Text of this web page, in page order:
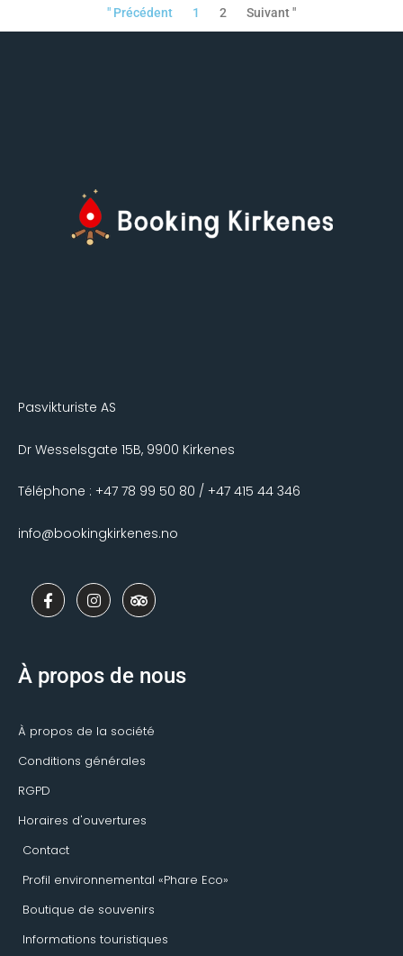
" Précédent 1 2 Suivant "
Pasvikturiste AS
Dr Wesselsgate 15B, 9900 Kirkenes
Téléphone : +47 78 99 50 80 / +47 415 44 346
info@bookingkirkenes.no
F
a
c
o
f
I
n
s
r
T
r
i
v
o
À propos de nous
À propos de la société
Conditions générales
RGPD
Horaires d'ouvertures
Contact
Profil environnemental «Phare Eco»
Boutique de souvenirs
Informations touristiques